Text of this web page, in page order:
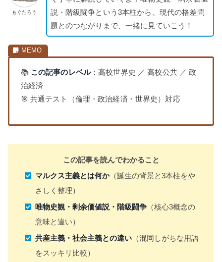
もぐたろう
説・階級闘争という3本柱から、現代の格差問
題とのつながりまで、一緒に見ていこう！
📚 この記事のレベル：高校世界史 ／ 高校公共 ／ 政
治経済
🎯 共通テスト（倫理・政治経済・世界史）対応
この記事を読んでわかること
マルクス主義とは何か（誕生の背景と3本柱をや
さしく整理）
唯物史観・剰余価値説・階級闘争（核心3概念の
意味と違い）
共産主義・社会主義との違い（混同しがちな用語
をスッキリ比較）